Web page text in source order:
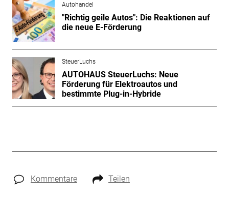
Autohandel
"Richtig geile Autos": Die Reaktionen auf
die neue E-Förderung
SteuerLuchs
AUTOHAUS SteuerLuchs: Neue
Förderung für Elektroautos und
bestimmte Plug-in-Hybride
Kommentare Teilen